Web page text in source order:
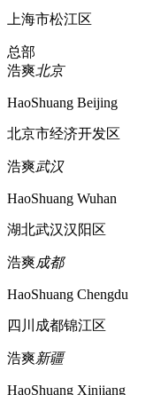
上海市松江区
总部
浩爽北京
HaoShuang Beijing
北京市经济开发区
浩爽武汉
HaoShuang Wuhan
湖北武汉汉阳区
浩爽成都
HaoShuang Chengdu
四川成都锦江区
浩爽新疆
HaoShuang Xinjiang